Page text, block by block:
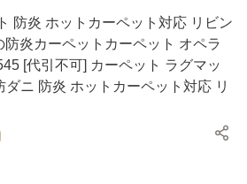
防炎 ホットカーペット対応 リビン
炎カーペットカーペット オペラ
[代引不可] カーペット ラグマッ
ダニ 防炎 ホットカーペット対応 リ